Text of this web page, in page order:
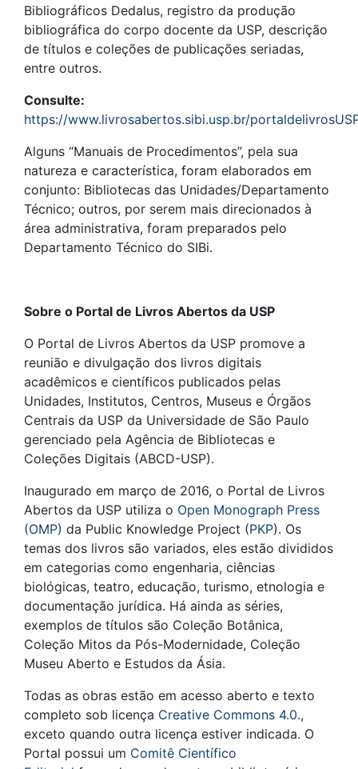
Bibliográficos Dedalus, registro da produção
bibliográfica do corpo docente da USP, descrição
de títulos e coleções de publicações seriadas,
entre outros.
Consulte:
https://www.livrosabertos.sibi.usp.br/
Alguns “Manuais de Procedimentos”, pela sua
natureza e característica, foram elaborados em
conjunto: Bibliotecas das Unidades/Departamento
Técnico; outros, por serem mais direcionados à
área administrativa, foram preparados pelo
Departamento Técnico do SIBi.
Sobre o Portal de Livros Abertos da USP
O Portal de Livros Abertos da USP promove a
reunião e divulgação dos livros digitais
acadêmicos e científicos publicados pelas
Unidades, Institutos, Centros, Museus e Órgãos
Centrais da USP da Universidade de São Paulo
gerenciado pela Agência de Bibliotecas e
Coleções Digitais (ABCD-USP).
Inaugurado em março de 2016, o Portal de Livros
Abertos da USP utiliza o Open Monograph Press
(OMP) da Public Knowledge Project (PKP). Os
temas dos livros são variados, eles estão divididos
em categorias como engenharia, ciências
biológicas, teatro, educação, turismo, etnologia e
documentação jurídica. Há ainda as séries,
exemplos de títulos são Coleção Botânica,
Coleção Mitos da Pós-Modernidade, Coleção
Museu Aberto e Estudos da Ásia​.
Todas as obras estão em acesso aberto e texto
completo sob licença Creative Commons 4.0.,
exceto quando outra licença estiver indicada. O
Portal possui um Comitê Científico